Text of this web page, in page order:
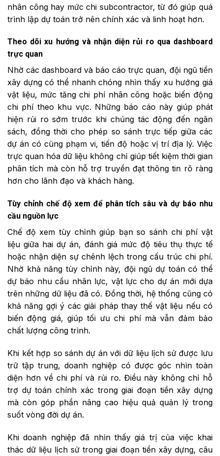
nhân công hay mức chi subcontractor, từ đó giúp quá
trình lập dự toán trở nên chính xác và linh hoạt hơn.
Theo dõi xu hướng và nhận diện rủi ro qua dashboard
trực quan
Nhờ các dashboard và báo cáo trực quan, đội ngũ tiền
xây dựng có thể nhanh chóng nhìn thấy xu hướng giá
vật liệu, mức tăng chi phí nhân công hoặc biến động
chi phí theo khu vực. Những báo cáo này giúp phát
hiện rủi ro sớm trước khi chúng tác động đến ngân
sách, đồng thời cho phép so sánh trực tiếp giữa các
dự án có cùng phạm vi, tiến độ hoặc vị trí địa lý. Việc
trực quan hóa dữ liệu không chỉ giúp tiết kiệm thời gian
phân tích mà còn hỗ trợ truyền đạt thông tin rõ ràng
hơn cho lãnh đạo và khách hàng.
Tùy chỉnh chế độ xem để phân tích sâu và dự báo nhu
cầu nguồn lực
Chế độ xem tùy chỉnh giúp bạn so sánh chi phí vật
liệu giữa hai dự án, đánh giá mức độ tiêu thụ thực tế
hoặc nhận diện sự chênh lệch trong cấu trúc chi phí.
Nhờ khả năng tùy chỉnh này, đội ngũ dự toán có thể
dự báo nhu cầu nhân lực, vật lực cho dự án mới dựa
trên những dữ liệu đã có. Đồng thời, hệ thống cũng có
khả năng gợi ý các giải pháp thay thế vật liệu nếu có
biến động giá, giúp tối ưu chi phí mà vẫn đảm bảo
chất lượng công trình.
Khi kết hợp so sánh dự án với dữ liệu lịch sử được lưu
trữ tập trung, doanh nghiệp có được góc nhìn toàn
diện hơn về chi phí và rủi ro. Điều này không chỉ hỗ
trợ dự toán chính xác trong giai đoạn tiền xây dựng
mà còn góp phần nâng cao hiệu quả quản lý trong
suốt vòng đời dự án.
Khi doanh nghiệp đã nhìn thấy giá trị của việc khai
thác dữ liệu lịch sử trong giai đoạn tiền xây dựng, câu